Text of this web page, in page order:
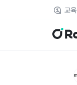
교육
랠릿